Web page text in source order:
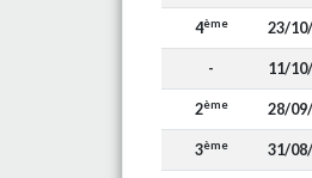
4ème 23/
- 11/
2ème 28/
3ème 31/